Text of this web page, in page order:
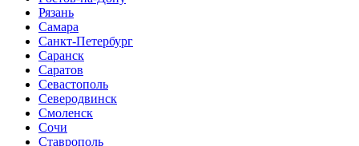
Рязань
Самара
Санкт-Петербург
Саранск
Саратов
Севастополь
Северодвинск
Смоленск
Сочи
Ставрополь